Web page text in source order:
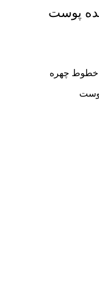
پوست
خطوط چهره